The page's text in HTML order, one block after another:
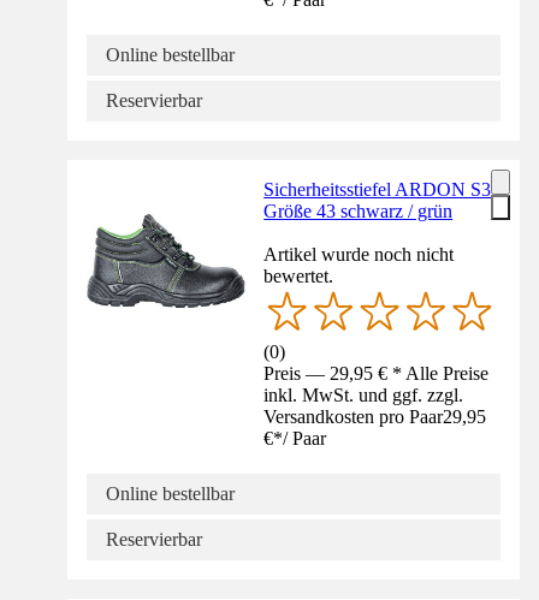
Online bestellbar
Reservierbar
Sicherheitsstiefel ARDON S3
Größe 43 schwarz / grün
Artikel wurde noch nicht
bewertet.
(0)
Preis — 29,95 € * Alle Preise
inkl. MwSt. und ggf. zzgl.
Versandkosten pro Paar29,95
€*/ Paar
Online bestellbar
Reservierbar